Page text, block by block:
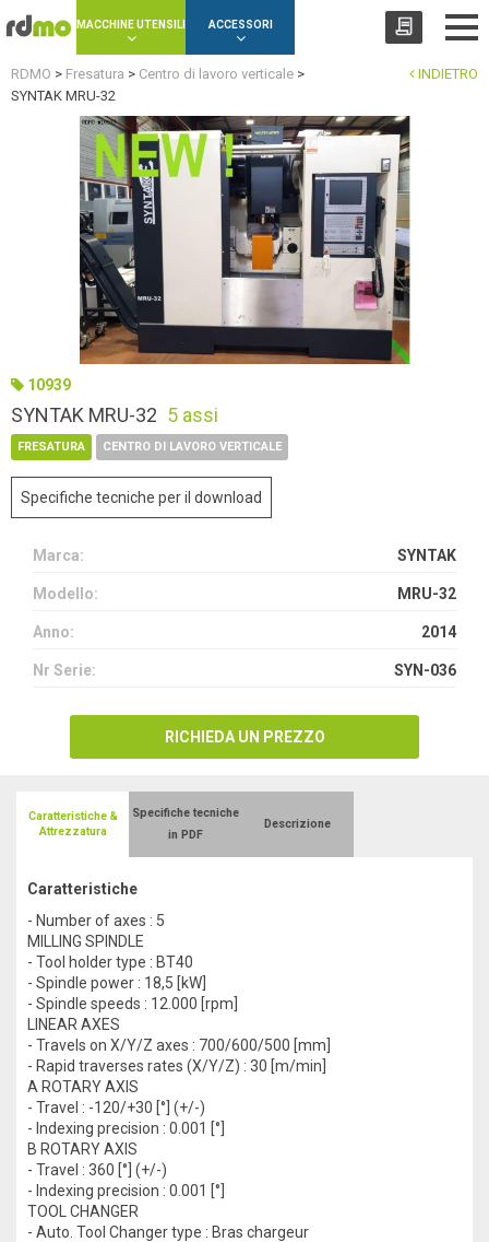
MACCHINE UTENSILI ACCESSORI
INDIETRO
RDMO > Fresatura > Centro di lavoro verticale >
SYNTAK MRU-32
10939
SYNTAK MRU-32 5 assi
FRESATURA CENTRO DI LAVORO VERTICALE
Specifiche tecniche per il download
Marca: SYNTAK
Modello: MRU-32
Anno: 2014
Nr Serie: SYN-036
RICHIEDA UN PREZZO
Caratteristiche &
Attrezzatura
Caratteristiche
- Number of axes : 5
MILLING SPINDLE
- Tool holder type : BT40
- Spindle power : 18,5 [kW]
- Spindle speeds : 12.000 [rpm]
LINEAR AXES
- Travels on X/Y/Z axes : 700/600/500 [mm]
- Rapid traverses rates (X/Y/Z) : 30 [m/min]
A ROTARY AXIS
- Travel : -120/+30 [°] (+/-)
- Indexing precision : 0.001 [°]
B ROTARY AXIS
- Travel : 360 [°] (+/-)
- Indexing precision : 0.001 [°]
TOOL CHANGER
- Auto. Tool Changer type : Bras chargeur
Specifiche tecniche
in PDF
Descrizione